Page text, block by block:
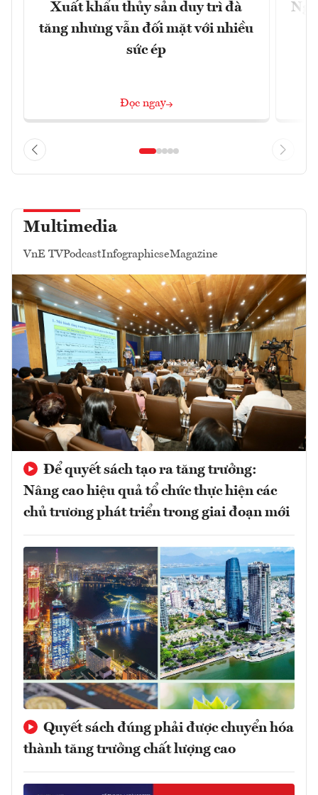
Xuất khẩu thủy sản duy trì đà
tăng nhưng vẫn đối mặt với nhiều
sức ép
Đọc ngay
Multimedia
VnE TVPodcastInfographicseMagazine
Để quyết sách tạo ra tăng trưởng:
Nâng cao hiệu quả tổ chức thực hiện các
chủ trương phát triển trong giai đoạn mới
Quyết sách đúng phải được chuyển hóa
thành tăng trưởng chất lượng cao